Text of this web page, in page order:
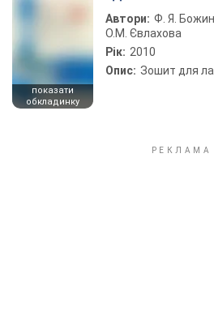
показати
обкладинку
Автори: Ф. Я.
О.М. Євлахова
Рік: 2010
Опис: Зошит для